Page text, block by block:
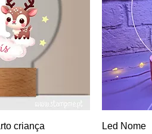
rápida
criança
Led Nome